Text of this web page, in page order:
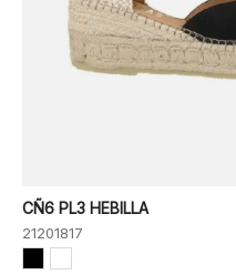
CÑ6 PL3 HEBILLA
21201817